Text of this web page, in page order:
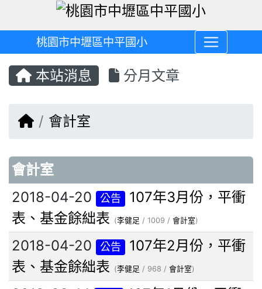
桃園市中壢區中平國小
本站消息 分月文章
回首頁
會計室
文章列表
會計室
2018-04-20 公告
107年3月份，平衝
表、基金餘絀表 (李健足 / 1009 / 會計室)
2018-04-20 公告
107年2月份，平衝
表、基金餘絀表 (李健足 / 968 / 會計室)